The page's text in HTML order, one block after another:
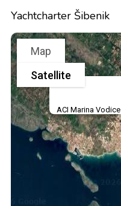
Yachtcharter Šibenik
ACI Marina Vodice
Map
Satellite